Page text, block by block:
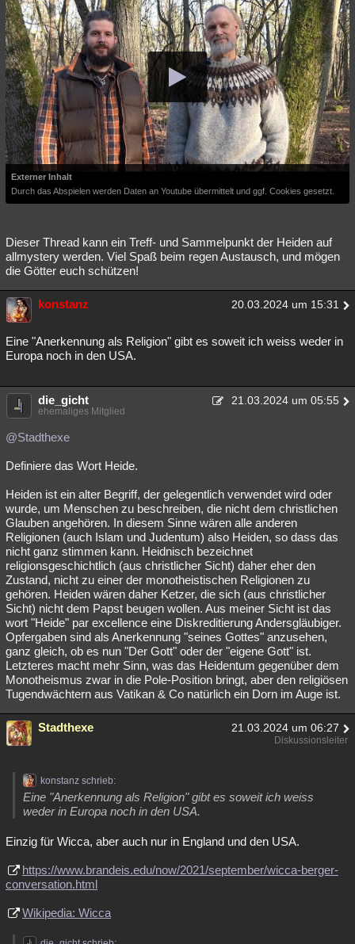
Externer Inhalt
Durch das Abspielen werden Daten an Youtube übermittelt und ggf. Cookies gesetzt.
Dieser Thread kann ein Treff- und Sammelpunkt der Heiden auf
allmystery werden. Viel Spaß beim regen Austausch, und mögen
die Götter euch schützen!
konstanz 20.03.2024 um 15:31
Eine "Anerkennung als Religion" gibt es soweit ich weiss weder in
Europa noch in den USA.
die_gicht 21.03.2024 um 05:55
ehemaliges Mitglied
@Stadthexe
Definiere das Wort Heide.
Heiden ist ein alter Begriff, der gelegentlich verwendet wird oder
wurde, um Menschen zu beschreiben, die nicht dem christlichen
Glauben angehören. In diesem Sinne wären alle anderen
Religionen (auch Islam und Judentum) also Heiden, so dass das
nicht ganz stimmen kann. Heidnisch bezeichnet
religionsgeschichtlich (aus christlicher Sicht) daher eher den
Zustand, nicht zu einer der monotheistischen Religionen zu
gehören. Heiden wären daher Ketzer, die sich (aus christlicher
Sicht) nicht dem Papst beugen wollen. Aus meiner Sicht ist das
wort "Heide" par excellence eine Diskreditierung Andersgläubiger.
Opfergaben sind als Anerkennung "seines Gottes" anzusehen,
ganz gleich, ob es nun "Der Gott" oder der "eigene Gott" ist.
Letzteres macht mehr Sinn, was das Heidentum gegenüber dem
Monotheismus zwar in die Pole-Position bringt, aber den religiösen
Tugendwächtern aus Vatikan & Co natürlich ein Dorn im Auge ist.
Stadthexe 21.03.2024 um 06:27
Diskussionsleiter
konstanz schrieb:
Eine "Anerkennung als Religion" gibt es soweit ich weiss
weder in Europa noch in den USA.
Einzig für Wicca, aber auch nur in England und den USA.
https://www.brandeis.edu/now/2021/september/wicca-berger-
conversation.html
Wikipedia: Wicca